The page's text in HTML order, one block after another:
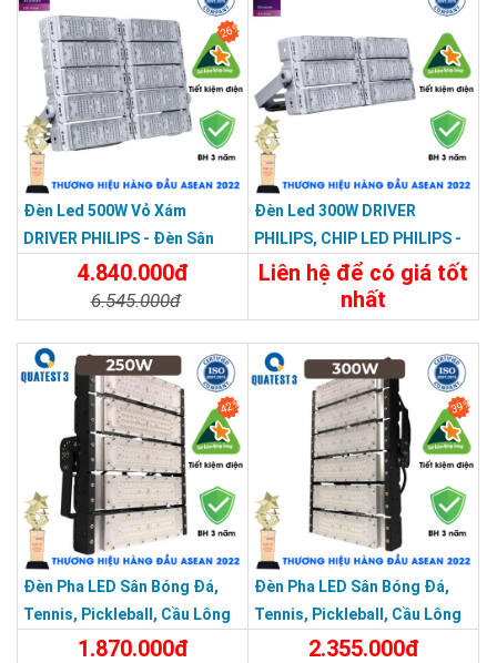
26%
Đèn Led 500W Vỏ Xám
DRIVER PHILIPS - Đèn Sân
Bóng, Sân Pickleball Module
4.840.000đ
6.545.000đ
Đèn Led 300W DRIVER
PHILIPS, CHIP LED PHILIPS -
Đèn Sân Bóng, Sân Pickleball
Module 300W
Liên hệ để có giá tốt
nhất
42%
Đèn Pha LED Sân Bóng Đá,
Tennis, Pickleball, Cầu Lông
Module 250w1.870.000đ
39%
Đèn Pha LED Sân Bóng Đá,
Tennis, Pickleball, Cầu Lông
Module 300w2.355.000đ